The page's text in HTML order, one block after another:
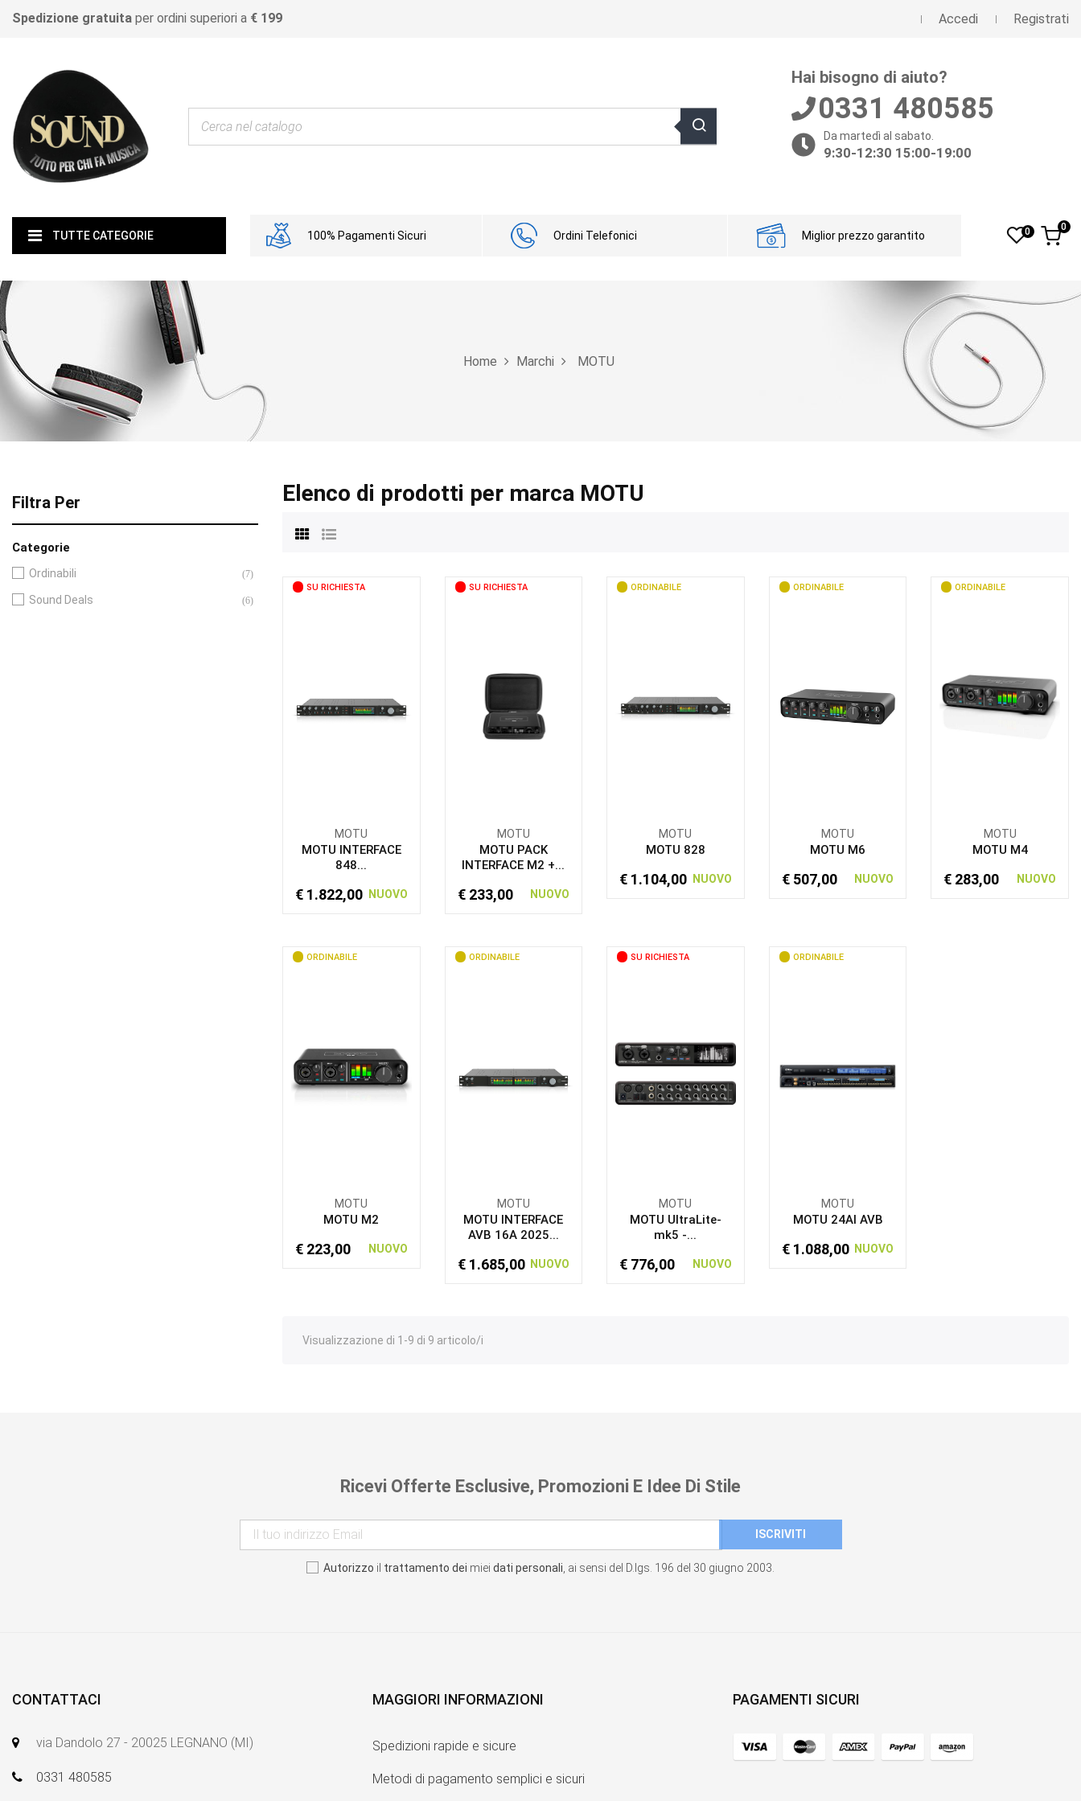
Spedizione gratuita per ordini superiori a € 199 Accedi Registrati
Hai bisogno di aiuto?
0331 480585
Da martedì al sabato.
9:30-12:30 15:00-19:00
TUTTE CATEGORIE 100% Pagamenti Sicuri Ordini Telefonici Miglior prezzo garantito 0 0
Home Marchi MOTU
Filtra Per
Categorie
Ordinabili (7)
Sound Deals (6)
Elenco di prodotti per marca MOTU
SU RICHIESTA
MOTU
MOTU INTERFACE
848...
€ 1.822,00 NUOVO
SU RICHIESTA
MOTU
MOTU PACK
INTERFACE M2 +...
€ 233,00 NUOVO
ORDINABILE
MOTU
MOTU 828
€ 1.104,00 NUOVO
ORDINABILE
MOTU
MOTU M6
€ 507,00 NUOVO
ORDINABILE
MOTU
MOTU M4
€ 283,00 NUOVO
ORDINABILE
MOTU
MOTU M2
€ 223,00 NUOVO
ORDINABILE
MOTU
MOTU INTERFACE
AVB 16A 2025...
€ 1.685,00 NUOVO
SU RICHIESTA
MOTU
MOTU UltraLite-
mk5 -...
€ 776,00 NUOVO
ORDINABILE
MOTU
MOTU 24AI AVB
€ 1.088,00 NUOVO
Visualizzazione di 1-9 di 9 articolo/i
Ricevi Offerte Esclusive, Promozioni E Idee Di Stile
Autorizzo il trattamento dei miei dati personali , ai sensi del D.lgs. 196 del 30 giugno 2003.
CONTATTACI
via Dandolo 27 - 20025 LEGNANO (MI)
0331 480585
MAGGIORI INFORMAZIONI
Spedizioni rapide e sicure
Metodi di pagamento semplici e sicuri
PAGAMENTI SICURI